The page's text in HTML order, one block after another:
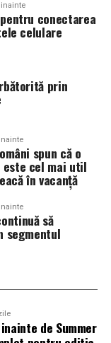
Cluj este
proiecte de
acestora
la
sau
sa ofere un
Multi pasionati
la show, dar
trafic,
din
zone urbane,
pregatita
in siguranta si
de drum.
conectarea
celulare
prin
spun că o
este cel mai util
în vacanță
să
segmentul
de Summer